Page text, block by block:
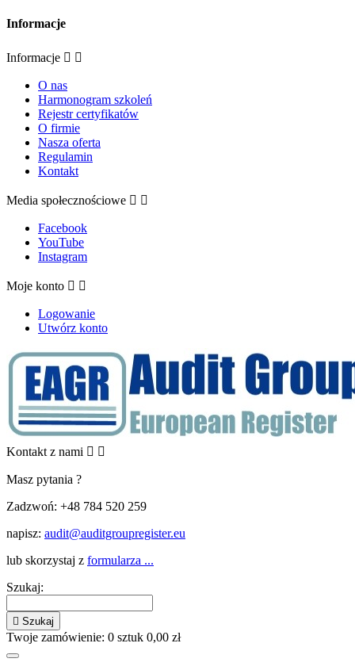
Informacje
Informacje  
O nas
Harmonogram szkoleń
Rejestr certyfikatów
O firmie
Nasza oferta
Regulamin
Kontakt
Media społecznościowe  
Facebook
YouTube
Instagram
Moje konto  
Logowanie
Utwórz konto
Kontakt z nami  
Masz pytania ?
Zadzwoń: +48 784 520 259
napisz: audit@auditgroupregister.eu
lub skorzystaj z formularza ...
Szukaj:
 Szukaj
Twoje zamówienie: 0 sztuk 0,00 zł